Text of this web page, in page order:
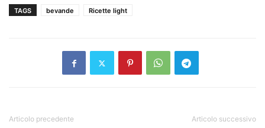
TAGS bevande Ricette light
Articolo precedente Articolo successivo